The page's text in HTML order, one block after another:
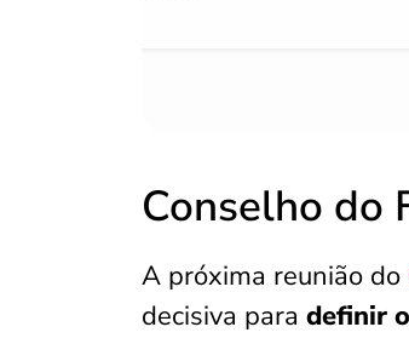
Conselho do
A próxima reunião do
decisiva para definir